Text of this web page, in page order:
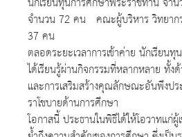
จำนวน 72 คน คณะผู้บริหาร วิทยาก
37 คน
ตลอดระยะเวลาการเข้าค่าย นักเรียน
ได้เรียนรู้ผ่านกิจกรรมที่หลากหลาย ทั้
และการเสริมสร้างคุณลักษณะอันพึงป
ราโชบายด้านการศึกษา
โอกาสนี้ ประธานในพิธีได้ให้โอวาทแก่